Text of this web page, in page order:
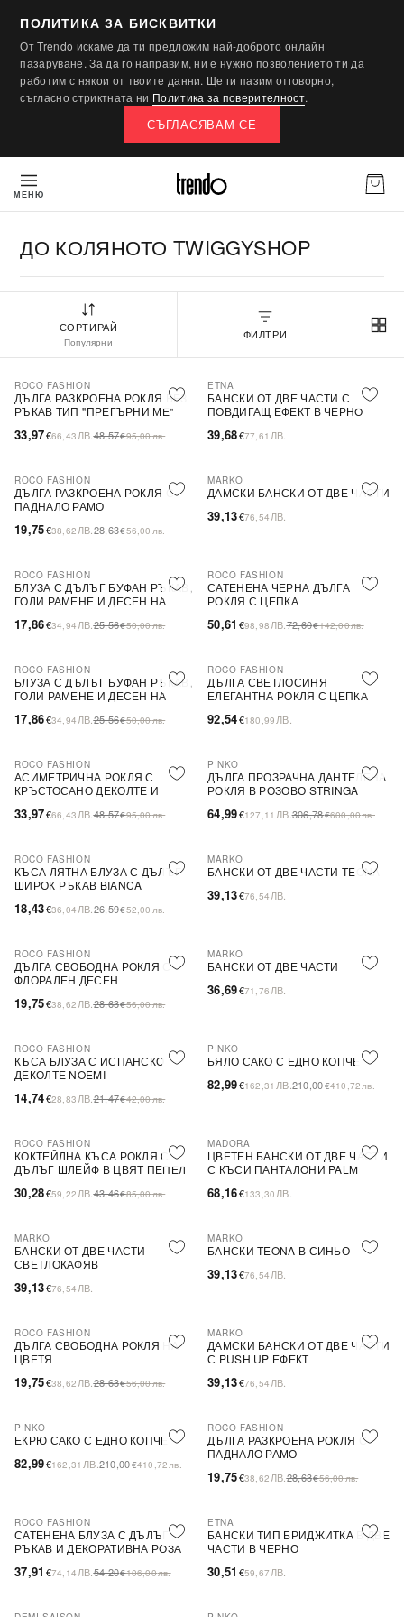
ПОЛИТИКА ЗА БИСКВИТКИ
От Trendo искаме да ти предложим най-доброто онлайн
пазаруване. За да го направим, ни е нужно позволението ти да
работим с някои от твоите данни. Ще ги пазим отговорно,
съгласно стриктната ни Политика за поверителност.
СЪГЛАСЯВАМ СЕ
МЕНЮ
ДО КОЛЯНОТО TWIGGYSHOP
СОРТИРАЙ
Популярни
ФИЛТРИ
-30%
ROCO FASHION
ДЪЛГА РАЗКРОЕНА РОКЛЯ БЕЗ
РЪКАВ ТИП ''ПРЕГЪРНИ МЕ''
33,97€66,43 ЛВ.48,57€95,00лв.
ETNA
БАНСКИ ОТ ДВЕ ЧАСТИ С
ПОВДИГАЩ ЕФЕКТ В ЧЕРНО
39,68€77,61 ЛВ.
-31%
ROCO FASHION
ДЪЛГА РАЗКРОЕНА РОКЛЯ С
ПАДНАЛО РАМО
19,75€38,62 ЛВ.28,63€56,00лв.
MARKO
ДАМСКИ БАНСКИ ОТ ДВЕ ЧАСТИ
39,13€76,54 ЛВ.
-30%
ROCO FASHION
БЛУЗА С ДЪЛЪГ БУФАН РЪКАВ,
ГОЛИ РАМЕНЕ И ДЕСЕН НА
17,86€34,94 ЛВ.25,56€50,00лв.
-30%
ROCO FASHION
САТЕНЕНА ЧЕРНА ДЪЛГА
РОКЛЯ С ЦЕПКА
50,61 €98,98 ЛВ.72,60€142,00лв.
-30%
ROCO FASHION
БЛУЗА С ДЪЛЪГ БУФАН РЪКАВ,
ГОЛИ РАМЕНЕ И ДЕСЕН НА
17,86€34,94 ЛВ.25,56€50,00лв.
ROCO FASHION
ДЪЛГА СВЕТЛОСИНЯ
ЕЛЕГАНТНА РОКЛЯ С ЦЕПКА
92,54€180,99 ЛВ.
-30%
ROCO FASHION
АСИМЕТРИЧНА РОКЛЯ С
КРЪСТОСАНО ДЕКОЛТЕ И
33,97€66,43 ЛВ.48,57€95,00лв.
-79%
PINKO
ДЪЛГА ПРОЗРАЧНА ДАНТЕЛЕНА
РОКЛЯ В РОЗОВО STRINGA
64,99€127,11 ЛВ.306,78€600,00лв.
-31%
ROCO FASHION
КЪСА ЛЯТНА БЛУЗА С ДЪЛЪГ
ШИРОК РЪКАВ BIANCA
18,43€36,04 ЛВ.26,59€52,00лв.
MARKO
БАНСКИ ОТ ДВЕ ЧАСТИ TEONA
39,13€76,54 ЛВ.
-31%
ROCO FASHION
ДЪЛГА СВОБОДНА РОКЛЯ С
ФЛОРАЛЕН ДЕСЕН
19,75€38,62 ЛВ.28,63€56,00лв.
MARKO
БАНСКИ ОТ ДВЕ ЧАСТИ
36,69€71,76 ЛВ.
-31%
ROCO FASHION
КЪСА БЛУЗА С ИСПАНСКО
ДЕКОЛТЕ NOEMI
14,74€28,83 ЛВ.21,47€42,00лв.
-60%
PINKO
БЯЛО САКО С ЕДНО КОПЧЕ
82,99€162,31 ЛВ.210,00€410,72лв.
-30%
ROCO FASHION
КОКТЕЙЛНА КЪСА РОКЛЯ С
ДЪЛЪГ ШЛЕЙФ В ЦВЯТ ПЕПЕЛ
30,28€59,22 ЛВ.43,46€85,00лв.
MADORA
ЦВЕТЕН БАНСКИ ОТ ДВЕ ЧАСТИ
С КЪСИ ПАНТАЛОНИ PALM
68,16€133,30 ЛВ.
MARKO
БАНСКИ ОТ ДВЕ ЧАСТИ
СВЕТЛОКАФЯВ
39,13€76,54 ЛВ.
MARKO
БАНСКИ TEONA В СИНЬО
39,13€76,54 ЛВ.
-31%
ROCO FASHION
ДЪЛГА СВОБОДНА РОКЛЯ НА
ЦВЕТЯ
19,75€38,62 ЛВ.28,63€56,00лв.
MARKO
ДАМСКИ БАНСКИ ОТ ДВЕ ЧАСТИ
С PUSH UP ЕФЕКТ
39,13€76,54 ЛВ.
-60%
PINKO
ЕКРЮ САКО С ЕДНО КОПЧЕ
82,99€162,31 ЛВ.210,00€410,72лв.
-31%
ROCO FASHION
ДЪЛГА РАЗКРОЕНА РОКЛЯ С
ПАДНАЛО РАМО
19,75€38,62 ЛВ.28,63€56,00лв.
-30%
ROCO FASHION
САТЕНЕНА БЛУЗА С ДЪЛЪГ
РЪКАВ И ДЕКОРАТИВНА РОЗА
37,91 €74,14 ЛВ.54,20€106,00лв.
ETNA
БАНСКИ ТИП БРИДЖИТКА В ДВЕ
ЧАСТИ В ЧЕРНО
30,51 €59,67 ЛВ.